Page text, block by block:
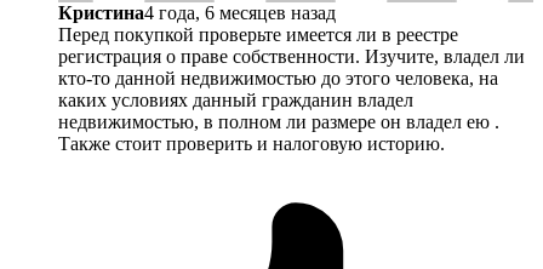
Кристина4 года, 6 месяцев назад
Перед покупкой проверьте имеется ли в реестре
регистрация о праве собственности. Изучите, владел ли
кто-то данной недвижимостью до этого человека, на
каких условиях данный гражданин владел
недвижимостью, в полном ли размере он владел ею .
Также стоит проверить и налоговую историю.